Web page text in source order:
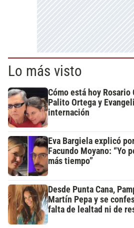
Lo más visto
Cómo está hoy Rosario
Palito Ortega y
internación
Eva Bargiela explicó
Facundo Moyano: “Yo
más tiempo”
Desde Punta Cana,
Martín Pepa y se
falta de lealtad ni de